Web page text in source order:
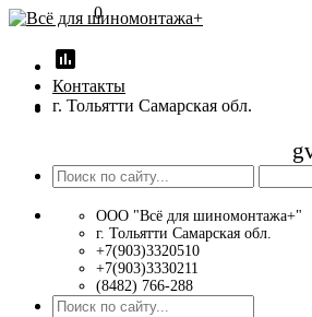
insert_chart
0
Контакты
г. Тольятти Самарская обл.
ООО "Всё для шиномонтажа+"
г. Тольятти Самарская обл.
+7(903)3320510
+7(903)3330211
(8482) 766-288